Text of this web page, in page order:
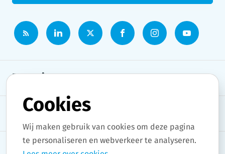
Persruimte
Onderwerpen
Cookies
Wij maken gebruik van cookies om deze pagina
te personaliseren en webverkeer te analyseren.